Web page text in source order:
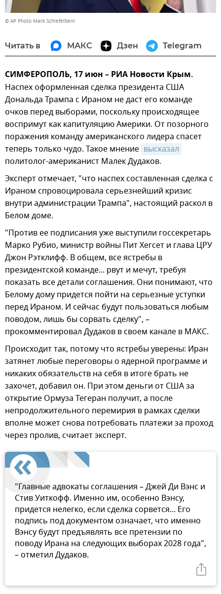
© AP Photo Mark Schiefelbein
Читать в МАКС Дзен Telegram
СИМФЕРОПОЛЬ, 17 июн – РИА Новости Крым.
Наспех оформленная сделка президента США
Дональда Трампа с Ираном не даст его команде
очков перед выборами, поскольку происходящее
воспримут как капитуляцию Америки. От позорного
поражения команду американского лидера спасет
теперь только чудо. Такое мнение высказал
политолог-американист Малек Дудаков.
Эксперт отмечает, "что наспех составленная сделка с
Ираном спровоцировала серьезнейший кризис
внутри администрации Трампа", настоящий раскол в
Белом доме.
"Против ее подписания уже выступили госсекретарь
Марко Рубио, министр войны Пит Хегсет и глава ЦРУ
Джон Рэтклифф. В общем, все ястребы в
президентской команде... рвут и мечут, требуя
показать все детали соглашения. Они понимают, что
Белому дому придется пойти на серьезные уступки
перед Ираном. И сейчас будут пользоваться любым
поводом, лишь бы сорвать сделку", –
прокомментировал Дудаков в своем канале в МАКС.
Происходит так, потому что ястребы уверены: Иран
затянет любые переговоры о ядерной программе и
никаких обязательств на себя в итоге брать не
захочет, добавил он. При этом деньги от США за
открытие Ормуза Тегеран получит, а после
непродолжительного перемирия в рамках сделки
вполне может снова потребовать платежи за проход
через пролив, считает эксперт.
"Главные адвокаты соглашения – Джей Ди Вэнс и
Стив Уиткофф. Именно им, особенно Вэнсу,
придется нелегко, если сделка сорвется... Его
подпись под документом означает, что именно
Вэнсу будут предъявлять все претензии по
поводу Ирана на следующих выборах 2028 года",
– отметил Дудаков.